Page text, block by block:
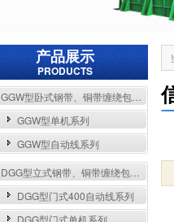
产品展示
PRODUCTS
GGW型卧式钢带、铜带缠绕包装自动流水线与单机系列
GGW型单机系列
GGW型自动线系列
DGG型立式钢带、铜带缠绕包装自动流水线与单机系列
DGG型门式400自动线系列
DGG型门式单机系列